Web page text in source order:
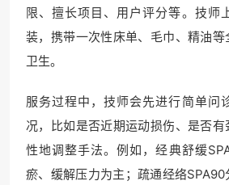
限、擅长项目、用户评分等。技师
装，携带一次性床单、毛巾、精油
卫生。
服务过程中，技师会先进行简单问
况，比如是否近期运动损伤、是否
性地调整手法。例如，经典舒缓
瘀、缓解压力为主；疏通经络